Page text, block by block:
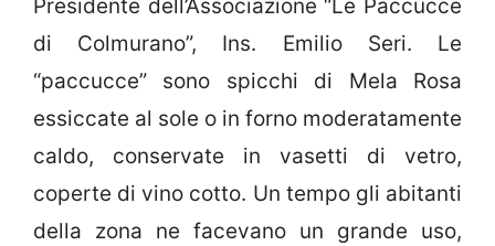
Presidente dell’Associazione “Le Paccucce
di Colmurano”, Ins. Emilio Seri. Le
“paccucce” sono spicchi di Mela Rosa
essiccate al sole o in forno moderatamente
caldo, conservate in vasetti di vetro,
coperte di vino cotto. Un tempo gli abitanti
della zona ne facevano un grande uso,